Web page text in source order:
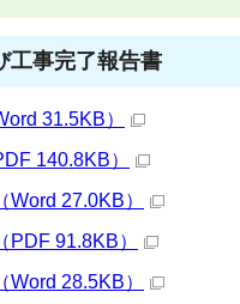
工事完了報告書
31.5KB）
140.8KB）
27.0KB）
91.8KB）
28.5KB）